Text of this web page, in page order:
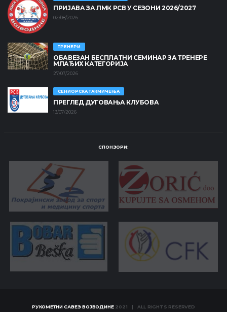
ПРИЈАВА ЗА ЛМК РСВ У СЕЗОНИ 2026/2027
02/08/2026
ТРЕНЕРИ
ОБАВЕЗАН БЕСПЛАТНИ СЕМИНАР ЗА ТРЕНЕРЕ
МЛАЂИХ КАТЕГОРИЈА
27/07/2026
СЕНИОРСКА ТАКМИЧЕЊА
ПРЕГЛЕД ДУГОВАЊА КЛУБОВА
13/07/2026
СПОНЗОРИ:
РУКОМЕТНИ САВЕЗ ВОЈВОДИНЕ2021 | ALL RIGHTS RESERVED